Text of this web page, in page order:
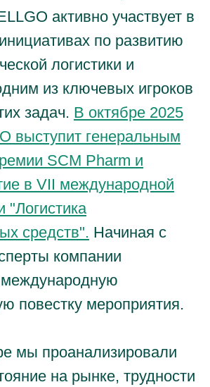
активно участвует в
по развитию
логистики и
из ключевых игроков
задач. В октябре 2025
выступит генеральным
SCM Pharm и
в VII международной
"Логистика
средств". Начиная с
компании
повестку мероприятия.
мы проанализировали
на рынке, трудности